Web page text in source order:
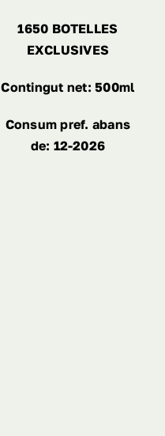
1650 BOTELLES
EXCLUSIVES
Contingut net: 500ml
Consum pref. abans
de: 12-2026